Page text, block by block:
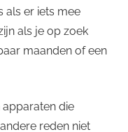
als er iets mee
als je op zoek
maanden of een
die
reden niet